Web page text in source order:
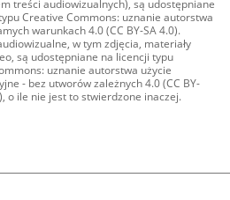
treści audiowizualnych), są udostępniane
Creative Commons: uznanie autorstwa
warunkach 4.0 (CC BY-SA 4.0).
w tym zdjęcia, materiały
są udostępniane na licencji typu
uznanie autorstwa użycie
- bez utworów zależnych 4.0 (CC BY-
o ile nie jest to stwierdzone inaczej.